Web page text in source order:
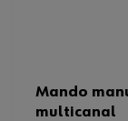
Mando
multicanal